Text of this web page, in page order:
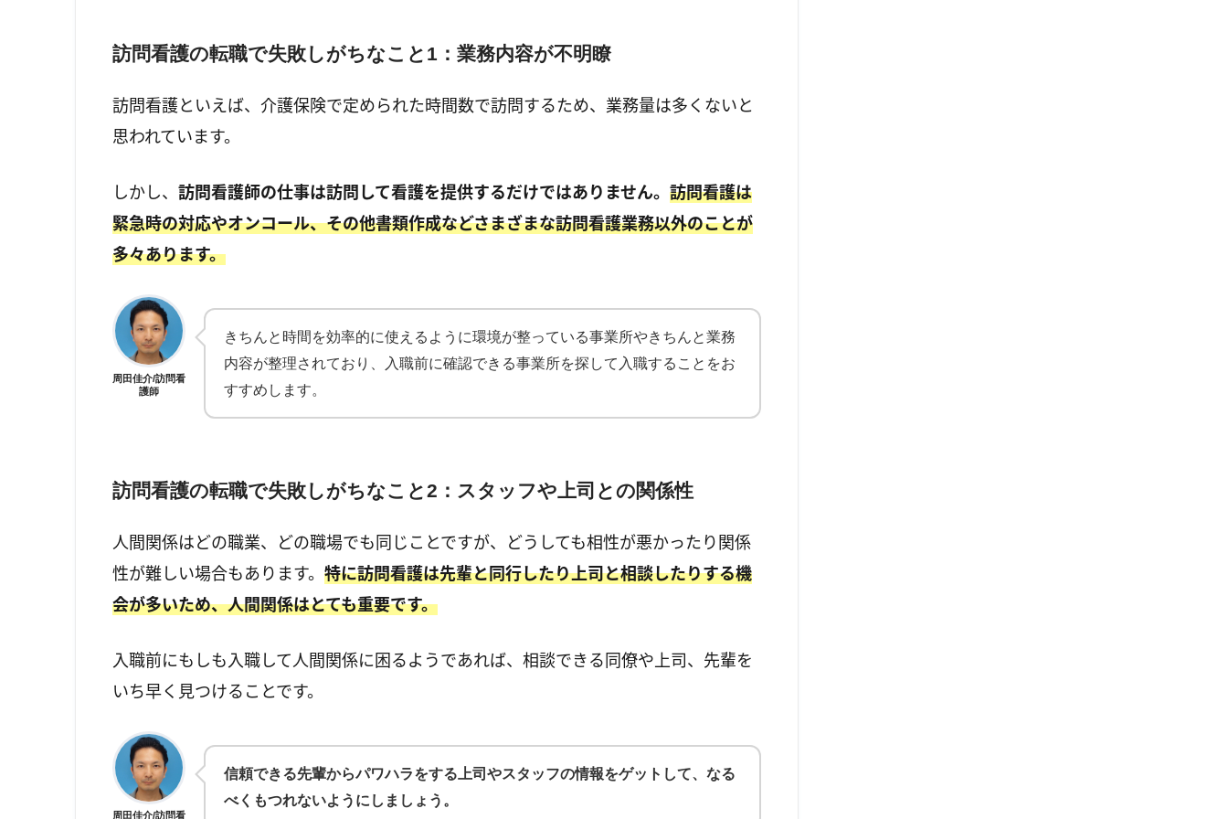
訪問看護の転職で失敗しがちなこと1：業務内容が不明瞭
訪問看護といえば、介護保険で定められた時間数で訪問するため、業務量は多くないと
思われています。
しかし、 訪問看護師の仕事は訪問して看護を提供するだけではありません。 訪問看護は
緊急時の対応やオンコール、その他書類作成などさまざまな訪問看護業務以外のことが
多々あります。
周田佳介/訪問看
護師
きちんと時間を効率的に使えるように環境が整っている事業所やきちんと業務
内容が整理されており、入職前に確認できる事業所を探して入職することをお
すすめします。
訪問看護の転職で失敗しがちなこと2：スタッフや上司との関係性
人間関係はどの職業、どの職場でも同じことですが、どうしても相性が悪かったり関係
性が難しい場合もあります。 特に訪問看護は先輩と同行したり上司と相談したりする機
会が多いため、人間関係はとても重要です。
入職前にもしも入職して人間関係に困るようであれば、相談できる同僚や上司、先輩を
いち早く見つけることです。
周田佳介/訪問看
信頼できる先輩からパワハラをする上司やスタッフの情報をゲットして、なる
べくもつれないようにしましょう。